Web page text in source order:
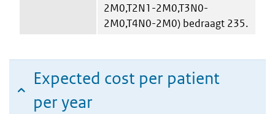
2M0,T2N1-2M0,T3N0-
2M0,T4N0-2M0) bedraagt 235.
Expected cost per patient
per year